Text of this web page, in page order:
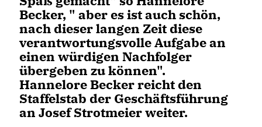
Becker, " aber es ist auch schön,
nach dieser langen Zeit diese
verantwortungsvolle Aufgabe an
einen würdigen Nachfolger
übergeben zu können".
Hannelore Becker reicht den
Staffelstab der Geschäftsführung
an Josef Strotmeier weiter.